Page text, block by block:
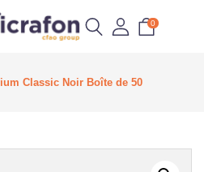
0
Classic Noir Boîte de 50